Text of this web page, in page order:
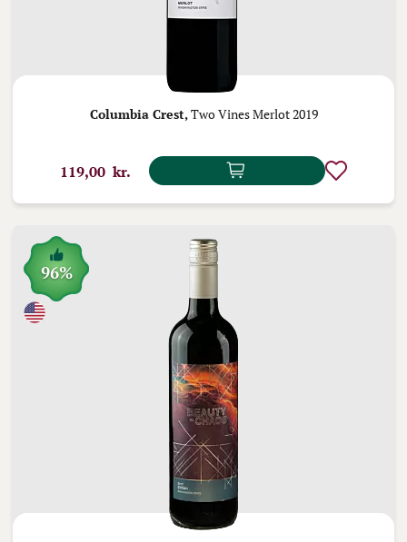
Columbia Crest,Two Vines Merlot 2019
119,00 kr.
96%